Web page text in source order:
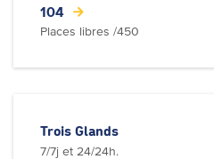
104
Places libres /450
Trois Glands
7/7j et 24/24h.